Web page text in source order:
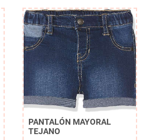
PANTALÓN MAYORAL
TEJANO